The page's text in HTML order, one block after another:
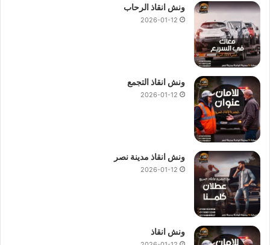
ونش انقاذ الرحاب
2026-01-12
ونش انقاذ التجمع
2026-01-12
ونش انقاذ مدينة نصر
2026-01-12
ونش انقاذ